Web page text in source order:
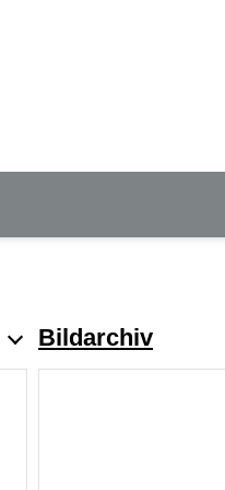
Bildarchiv